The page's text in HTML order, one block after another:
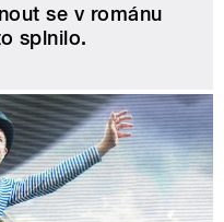
se v románu
splnilo.